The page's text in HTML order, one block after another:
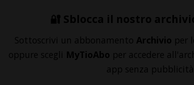
🔐 Sblocca il nostro
Sottoscrivi un abbonamento Archivio per
oppure scegli MyTioAbo per accedere
app senza